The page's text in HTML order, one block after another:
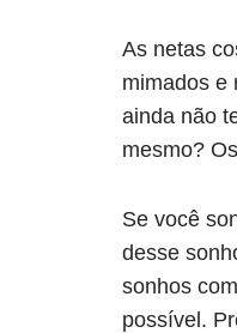
As netas
mimados e
ainda não
mesmo?
Se você
desse
sonhos
possível.